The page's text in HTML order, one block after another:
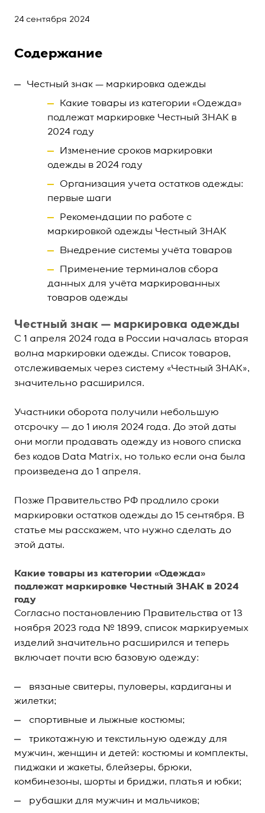
24 сентября 2024
Содержание
Честный знак — маркировка одежды
Какие товары из категории «Одежда»
подлежат маркировке Честный ЗНАК в
2024 году
Изменение сроков маркировки
одежды в 2024 году
Организация учета остатков одежды:
первые шаги
Рекомендации по работе с
маркировкой одежды Честный ЗНАК
Внедрение системы учёта товаров
Применение терминалов сбора
данных для учёта маркированных
товаров одежды
Честный знак — маркировка одежды
С 1 апреля 2024 года в России началась вторая
волна маркировки одежды. Список товаров,
отслеживаемых через систему «Честный ЗНАК»,
значительно расширился.
Участники оборота получили небольшую
отсрочку — до 1 июля 2024 года. До этой даты
они могли продавать одежду из нового списка
без кодов Data Matrix, но только если она была
произведена до 1 апреля.
Позже Правительство РФ продлило сроки
маркировки остатков одежды до 15 сентября. В
статье мы расскажем, что нужно сделать до
этой даты.
Какие товары из категории «Одежда»
подлежат маркировке Честный ЗНАК в 2024
году
Согласно постановлению Правительства от 13
ноября 2023 года № 1899, список маркируемых
изделий значительно расширился и теперь
включает почти всю базовую одежду:
вязаные свитеры, пуловеры, кардиганы и
жилетки;
спортивные и лыжные костюмы;
трикотажную и текстильную одежду для
мужчин, женщин и детей: костюмы и комплекты,
пиджаки и жакеты, блейзеры, брюки,
комбинезоны, шорты и бриджи, платья и юбки;
рубашки для мужчин и мальчиков;